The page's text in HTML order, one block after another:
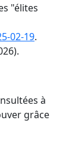
"élites
02-19.
à
grâce